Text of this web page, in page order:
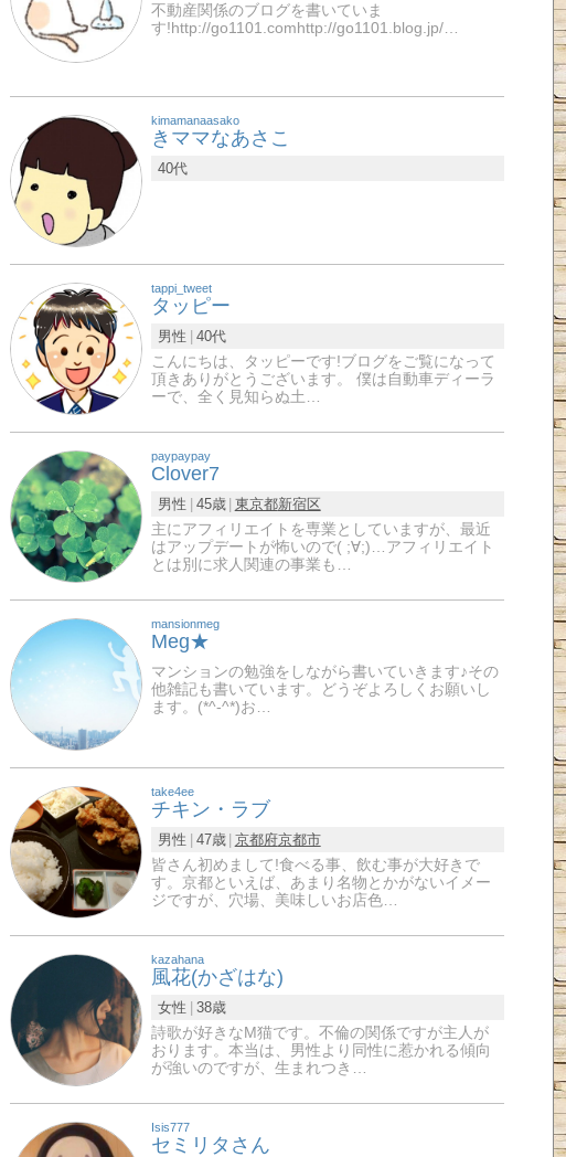
不動産関係のブログを書いていま
す!http://go1101.comhttp://go1101.blog.jp/…
kimamanaasako
きママなあさこ
40代
tappi_tweet
タッピー
男性
40代
こんにちは、タッピーです!ブログをご覧になって
頂きありがとうございます。 僕は自動車ディーラ
ーで、全く見知らぬ土…
paypaypay
Clover7
男性 45歳 東京都新宿区
主にアフィリエイトを専業としていますが、最近
はアップデートが怖いので( ;∀;)…アフィリエイト
とは別に求人関連の事業も…
mansionmeg
Meg★
マンションの勉強をしながら書いていきます♪その
他雑記も書いています。どうぞよろしくお願いし
ます。(*^-^*)お…
take4ee
チキン・ラブ
男性 47歳 京都府京都市
皆さん初めまして!食べる事、飲む事が大好きで
す。京都といえば、あまり名物とかがないイメー
ジですが、穴場、美味しいお店色…
kazahana
風花(かざはな)
女性
38歳
詩歌が好きなМ猫です。不倫の関係ですが主人が
おります。本当は、男性より同性に惹かれる傾向
が強いのですが、生まれつき…
Isis777
セミリタさん